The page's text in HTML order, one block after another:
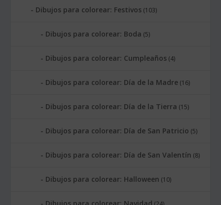
Dibujos para colorear: Festivos (103)
Dibujos para colorear: Boda (5)
Dibujos para colorear: Cumpleaños (4)
Dibujos para colorear: Día de la Madre (16)
Dibujos para colorear: Día de la Tierra (15)
Dibujos para colorear: Día de San Patricio (5)
Dibujos para colorear: Día de San Valentín (8)
Dibujos para colorear: Halloween (10)